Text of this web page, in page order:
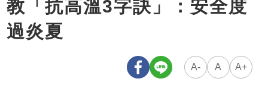
教「抗高溫3字訣」：安全度
過炎夏
A- A A+